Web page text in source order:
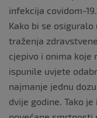
infekcija covidom-19.
Kako bi se
traženja
cjepivo i onima koje
ispunile uvjete
najmanje jednu
dvije godine. Tako